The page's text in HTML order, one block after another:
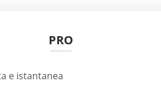
PRO
e istantanea